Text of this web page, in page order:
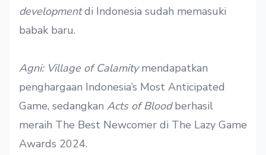
developmentdi Indonesia sudah memasuki
babak baru.
Agni: Village of Calamitymendapatkan
penghargaan Indonesia’s Most Anticipated
Game, sedangkan Acts of Bloodberhasil
meraih The Best Newcomer di The Lazy Game
Awards 2024.